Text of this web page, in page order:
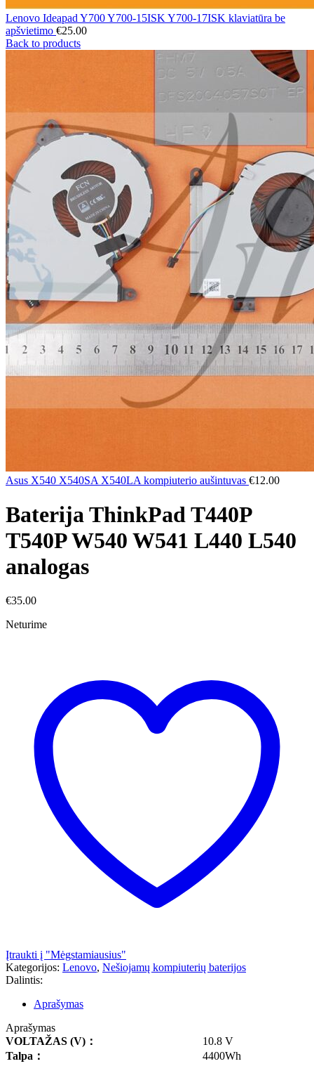
Lenovo Ideapad Y700 Y700-15ISK Y700-17ISK klaviatūra be
apšvietimo €25.00
Back to products
Asus X540 X540SA X540LA kompiuterio aušintuvas €12.00
Baterija ThinkPad T440P
T540P W540 W541 L440 L540
analogas
€35.00
Neturime
Įtraukti į "Mėgstamiausius"
Kategorijos: Lenovo, Nešiojamų kompiuterių baterijos
Dalintis:
Aprašymas
Aprašymas
VOLTAŽAS (V) ：
10.8 V
Talpa ：
4400Wh